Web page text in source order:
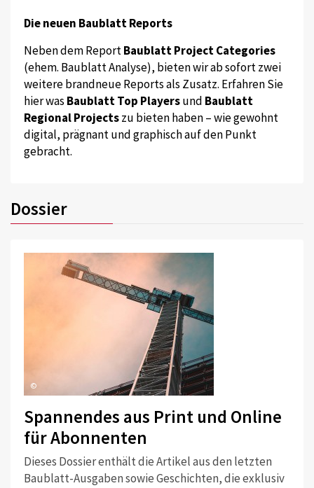
Die neuen Baublatt Reports
Neben dem ReportBaublatt Project Categories
(ehem. Baublatt Analyse), bieten wir ab sofort zwei
weitere brandneue Reports als Zusatz. Erfahren Sie
hier was Baublatt Top Playersund Baublatt
Regional Projectszu bieten haben – wie gewohnt
digital, prägnant und graphisch auf den Punkt
gebracht.
Dossier
©
Spannendes aus Print und Online
für Abonnenten
Dieses Dossier enthält die Artikel aus den letzten
Baublatt-Ausgaben sowie Geschichten, die exklusiv